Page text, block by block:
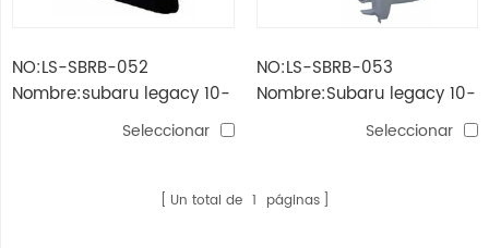
NO:LS-SBRB-052
Nombre:subaru legacy 10-
cubierta de remolque
Seleccionar
NO:LS-SBRB-053
Nombre:Subaru legacy 10-
tanque de aguaSeleccionar
Un total de 1 páginas